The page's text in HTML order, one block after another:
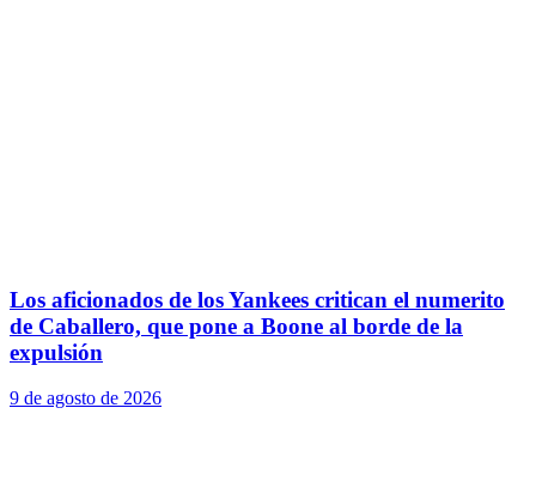
Los aficionados de los Yankees critican el numerito
de Caballero, que pone a Boone al borde de la
expulsión
9 de agosto de 2026